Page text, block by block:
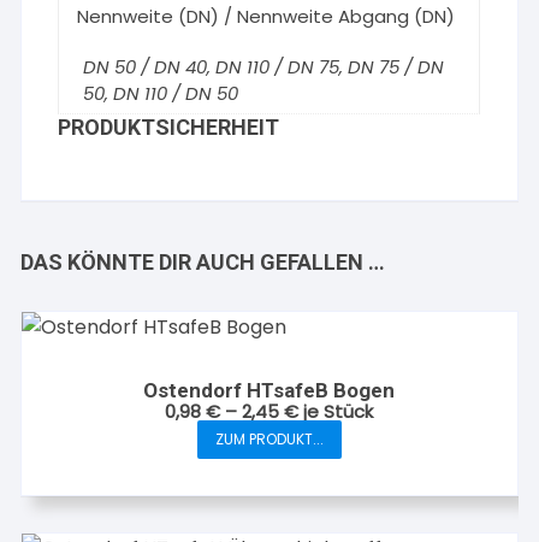
Nennweite (DN) / Nennweite Abgang (DN)
DN 50 / DN 40, DN 110 / DN 75, DN 75 / DN
50, DN 110 / DN 50
PRODUKTSICHERHEIT
DAS KÖNNTE DIR AUCH GEFALLEN …
Ostendorf HTsafeB Bogen
0,98€–2,45€je Stück
ZUM PRODUKT...
Dieses
weist